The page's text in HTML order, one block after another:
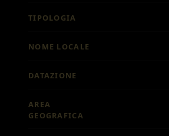
TIPOLOGIA
NOME LOCALE
DATAZIONE
AREA
GEOGRAFICA